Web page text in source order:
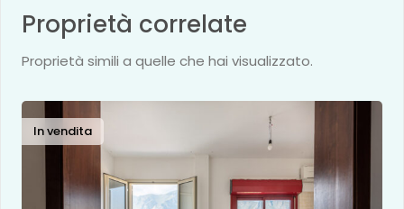
Proprietà correlate
Proprietà simili a quelle che hai visualizzato.
In vendita